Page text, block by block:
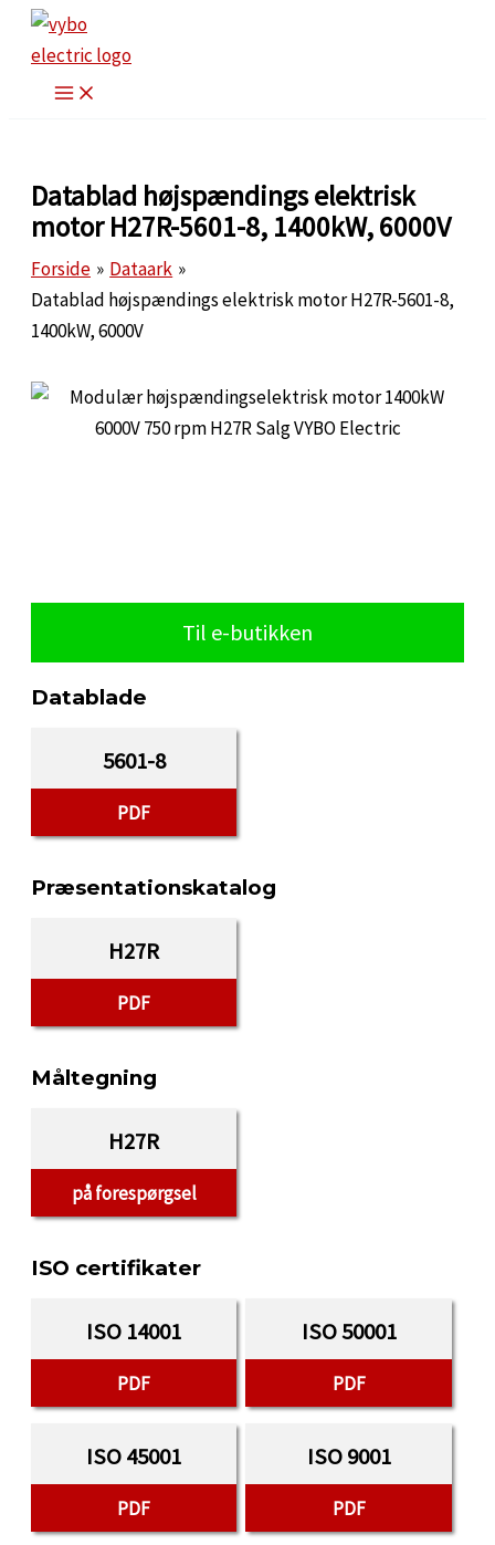
indholdet
Datablad højspændings elektrisk
motor H27R-5601-8, 1400kW, 6000V
Forside
Dataark
Datablad højspændings elektrisk motor H27R-5601-8,
1400kW, 6000V
Til e-butikken
Datablade
5601-8
PDF
Præsentationskatalog
H27R
PDF
Måltegning
H27R
på forespørgsel
ISO certifikater
ISO 14001
PDF
ISO 50001
PDF
ISO 45001
PDF
ISO 9001
PDF